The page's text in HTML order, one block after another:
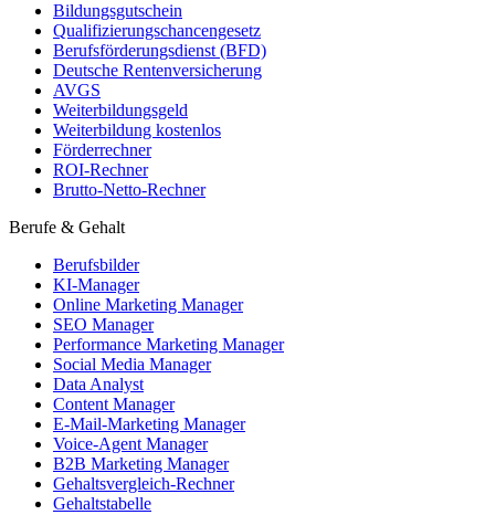
Bildungsgutschein
Qualifizierungschancengesetz
Berufsförderungsdienst (BFD)
Deutsche Rentenversicherung
AVGS
Weiterbildungsgeld
Weiterbildung kostenlos
Förderrechner
ROI-Rechner
Brutto-Netto-Rechner
Berufe & Gehalt
Berufsbilder
KI-Manager
Online Marketing Manager
SEO Manager
Performance Marketing Manager
Social Media Manager
Data Analyst
Content Manager
E-Mail-Marketing Manager
Voice-Agent Manager
B2B Marketing Manager
Gehaltsvergleich-Rechner
Gehaltstabelle